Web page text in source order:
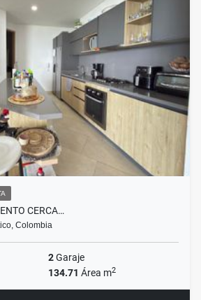
CERCA…
Colombia
2Garaje
134.71 Área m2